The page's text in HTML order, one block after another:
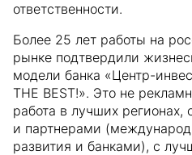
ответственности.
Более 25 лет работы на
рынке подтвердили
модели банка «Центр-
THE BEST!». Это не
работа в лучших
и партнерами
развития и банками), с